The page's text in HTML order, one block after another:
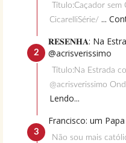
Título:Caçador
CicarelliSérie/ ...
𝐑𝐄𝐒𝐄𝐍𝐇𝐀: Na
@acrisverissimo
Título:Na Estrada
@acrisverissimo
Lendo...
Francisco: um
Não sou mais